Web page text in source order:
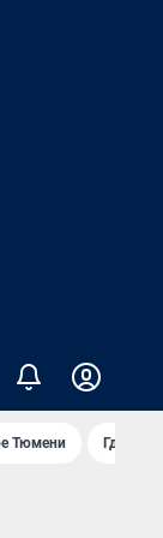
Тюмени Где